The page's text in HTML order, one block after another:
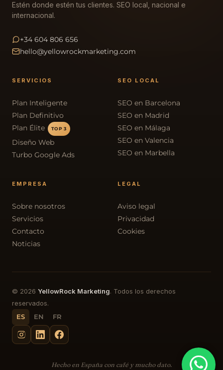
Estén donde estén tus clientes. SEO local, nacional e
internacional.
+34 604 806 656
hello@yellowrockmarketing.com
SERVICIOS
Plan Inteligente
Plan Definitivo
Plan Élite
TOP 3
Diseño Web
Turbo Google Ads
SEO LOCAL
SEO en Barcelona
SEO en Madrid
SEO en Málaga
SEO en Valencia
SEO en Marbella
EMPRESA
Sobre nosotros
Servicios
Contacto
Noticias
LEGAL
Aviso legal
Privacidad
Cookies
© 2026 YellowRock Marketing. Todos los derechos
reservados.
ES EN FR
Hecho en España con café y mucho dato.